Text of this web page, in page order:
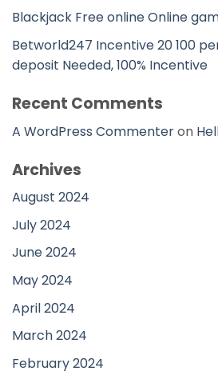
Blackjack Free online Online
Betworld247 Incentive 20 100
deposit Needed, 100% Incentive
Recent Comments
A WordPress Commenteron
Archives
August 2024
July 2024
June 2024
May 2024
April 2024
March 2024
February 2024